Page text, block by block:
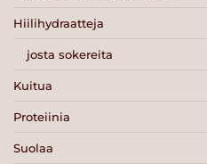
Hiilihydraatteja
josta sokereita
Kuitua
Proteiinia
Suolaa